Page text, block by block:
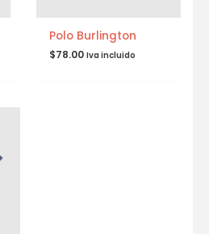
Polo Burlington
$78.00 Iva incluido